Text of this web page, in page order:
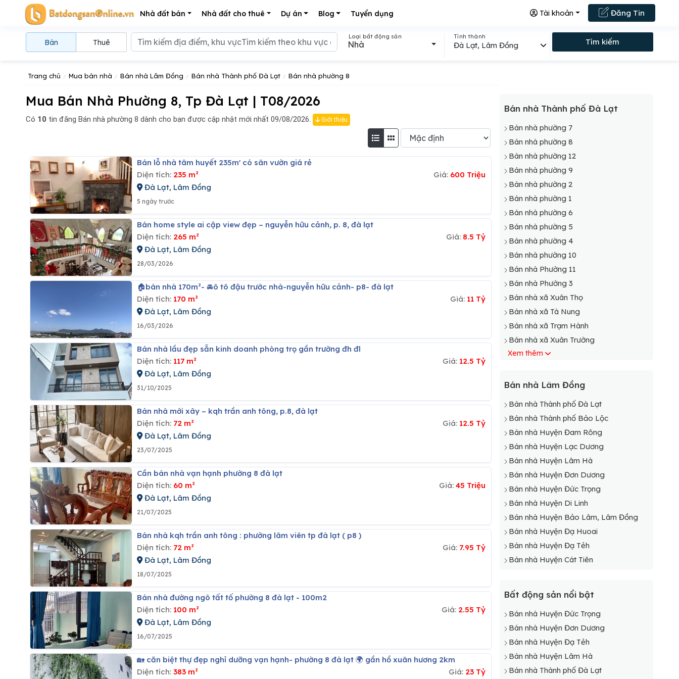
Nhà đất bán Nhà đất cho thuê Dự án Blog Tuyển dụng Đăng Tin
Tài khoản
Trang chủ Mua bán nhà Bán nhà Lâm Đồng Bán nhà Thành phố Đà Lạt Bán nhà phường 8
Mua Bán Nhà Phường 8, Tp Đà Lạt | T08/2026
Có 10 tin đăng Bán nhà phường 8 dành cho bạn được cập nhật mới nhất 09/08/2026. Giới thiệu
Bán lỗ nhà tâm huyết 235m' có sân vườn giá rẻ
Diện tích: 235 m² Giá: 600 Triệu
Đà Lạt, Lâm Đồng
5 ngày trước
Bán home style ai cập view đẹp – nguyễn hữu cảnh, p. 8, đà lạt
Diện tích: 265 m² Giá: 8.5 Tỷ
Đà Lạt, Lâm Đồng
28/03/2026
🏠bán nhà 170m²- 🚘ô tô đậu trước nhà-nguyễn hữu cảnh- p8- đà lạt
Diện tích: 170 m² Giá: 11 Tỷ
Đà Lạt, Lâm Đồng
16/03/2026
Bán nhà lầu đẹp sẵn kinh doanh phòng trọ gần trường đh đl
Diện tích: 117 m² Giá: 12.5 Tỷ
Đà Lạt, Lâm Đồng
31/10/2025
Bán nhà mới xây – kqh trần anh tông, p.8, đà lạt
Diện tích: 72 m² Giá: 12.5 Tỷ
Đà Lạt, Lâm Đồng
23/07/2025
Cần bán nhà vạn hạnh phường 8 đà lạt
Diện tích: 60 m² Giá:45 Triệu
Đà Lạt, Lâm Đồng
21/07/2025
Bán nhà kqh trần anh tông : phường lâm viên tp đà lạt ( p8 )
Diện tích: 72 m² Giá: 7.95 Tỷ
Đà Lạt, Lâm Đồng
18/07/2025
Bán nhà đường ngô tất tố phường 8 đà lạt - 100m2
Diện tích: 100 m² Giá: 2.55 Tỷ
Đà Lạt, Lâm Đồng
16/07/2025
🏡 căn biệt thự đẹp nghỉ dưỡng vạn hạnh- phường 8 đà lạt 🌍 gần hồ xuân hương 2km
Diện tích: 383 m² Giá: 23 Tỷ
Bán nhà Thành phố Đà Lạt
Bán nhà phường 7
Bán nhà phường 8
Bán nhà phường 12
Bán nhà phường 9
Bán nhà phường 2
Bán nhà phường 1
Bán nhà phường 6
Bán nhà phường 5
Bán nhà phường 4
Bán nhà phường 10
Bán nhà Phường 11
Bán nhà Phường 3
Bán nhà xã Xuân Thọ
Bán nhà xã Tà Nung
Bán nhà xã Trạm Hành
Bán nhà xã Xuân Trường
Xem thêm
Bán nhà Lâm Đồng
Bán nhà Thành phố Đà Lạt
Bán nhà Thành phố Bảo Lộc
Bán nhà Huyện Đam Rông
Bán nhà Huyện Lạc Dương
Bán nhà Huyện Lâm Hà
Bán nhà Huyện Đơn Dương
Bán nhà Huyện Đức Trọng
Bán nhà Huyện Di Linh
Bán nhà Huyện Bảo Lâm, Lâm Đồng
Bán nhà Huyện Đạ Huoai
Bán nhà Huyện Đạ Tẻh
Bán nhà Huyện Cát Tiên
Bất động sản nổi bật
Bán nhà Huyện Đức Trọng
Bán nhà Huyện Đơn Dương
Bán nhà Huyện Đạ Tẻh
Bán nhà Huyện Lâm Hà
Bán nhà Thành phố Đà Lạt
Bán Thuê
Loại bất động sản
Nhà
Tỉnh thành
Đà Lạt, Lâm Đồng Tìm kiếm